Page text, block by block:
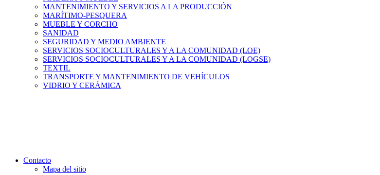
MANTENIMIENTO Y SERVICIOS A LA PRODUCCIÓN
MARÍTIMO-PESQUERA
MUEBLE Y CORCHO
SANIDAD
SEGURIDAD Y MEDIO AMBIENTE
SERVICIOS SOCIOCULTURALES Y A LA COMUNIDAD (LOE)
SERVICIOS SOCIOCULTURALES Y A LA COMUNIDAD (LOGSE)
TEXTIL
TRANSPORTE Y MANTENIMIENTO DE VEHÍCULOS
VIDRIO Y CERÁMICA
Contacto
Mapa del sitio